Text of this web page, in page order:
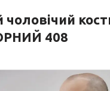
чоловічий
408